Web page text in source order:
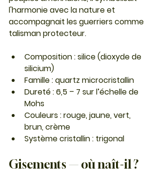
l'harmonie avec la nature et
accompagnait les guerriers comme
talisman protecteur.
Composition : silice (dioxyde de
silicium)
Famille : quartz microcristallin
Dureté : 6,5 – 7 sur l’échelle de
Mohs
Couleurs : rouge, jaune, vert,
brun, crème
Système cristallin : trigonal
Gisements — où naît-il ?